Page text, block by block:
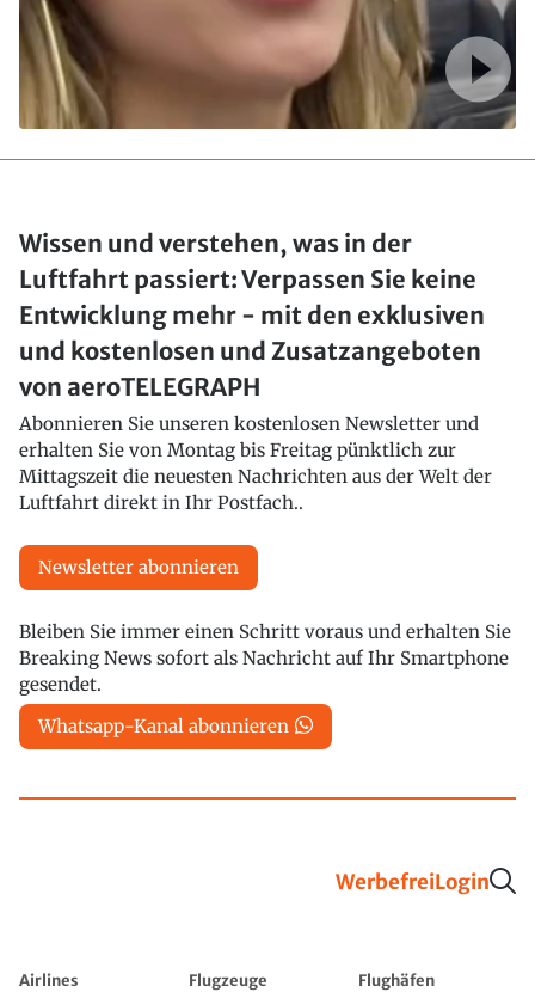
Wissen und verstehen, was in der
Luftfahrt passiert: Verpassen Sie keine
Entwicklung mehr - mit den exklusiven
und kostenlosen und Zusatzangeboten
von aeroTELEGRAPH
Abonnieren Sie unseren kostenlosen Newsletter und
erhalten Sie von Montag bis Freitag pünktlich zur
Mittagszeit die neuesten Nachrichten aus der Welt der
Luftfahrt direkt in Ihr Postfach..
Newsletter abonnieren
Bleiben Sie immer einen Schritt voraus und erhalten Sie
Breaking News sofort als Nachricht auf Ihr Smartphone
gesendet.
Whatsapp-Kanal abonnieren
WerbefreiLogin
Airlines Flugzeuge
Flughäfen